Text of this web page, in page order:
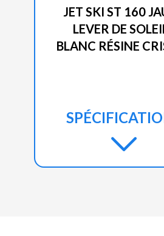
JET SKI ST 160
LEVER DE
BLANC RÉSINE